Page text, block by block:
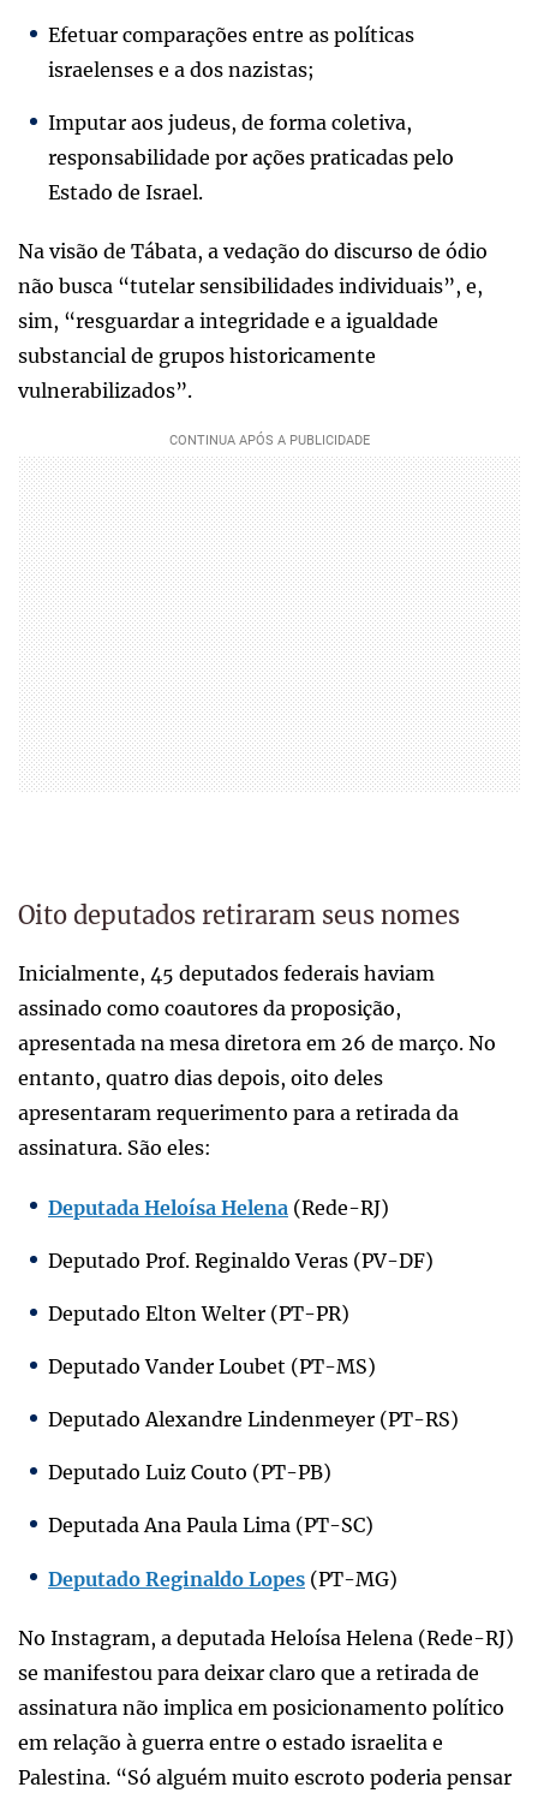
Efetuar comparações entre as políticas
israelenses e a dos nazistas;
Imputar aos judeus, de forma coletiva,
responsabilidade por ações praticadas pelo
Estado de Israel.
Na visão de Tábata, a vedação do discurso de ódio
não busca “tutelar sensibilidades individuais”, e,
sim, “resguardar a integridade e a igualdade
substancial de grupos historicamente
vulnerabilizados”.
Oito deputados retiraram seus nomes
Inicialmente, 45 deputados federais haviam
assinado como coautores da proposição,
apresentada na mesa diretora em 26 de março. No
entanto, quatro dias depois, oito deles
apresentaram requerimento para a retirada da
assinatura. São eles:
Deputada Heloísa Helena (Rede-RJ)
Deputado Prof. Reginaldo Veras (PV-DF)
Deputado Elton Welter (PT-PR)
Deputado Vander Loubet (PT-MS)
Deputado Alexandre Lindenmeyer (PT-RS)
Deputado Luiz Couto (PT-PB)
Deputada Ana Paula Lima (PT-SC)
Deputado Reginaldo Lopes (PT-MG)
No Instagram, a deputada Heloísa Helena (Rede-RJ)
se manifestou para deixar claro que a retirada de
assinatura não implica em posicionamento político
em relação à guerra entre o estado israelita e
Palestina. “Só alguém muito escroto poderia pensar